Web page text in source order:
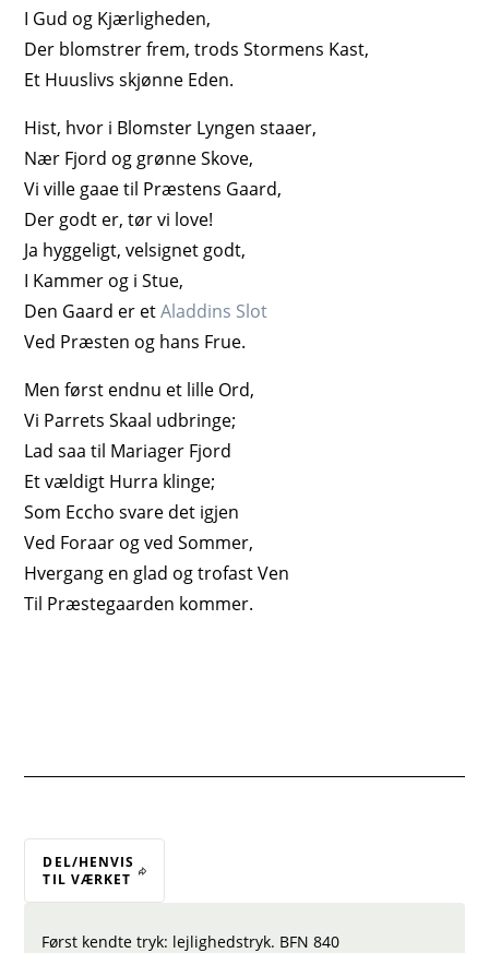
I Gud og Kjærligheden,
Der blomstrer frem, trods Stormens Kast,
Et Huuslivs skjønne Eden.
Hist, hvor i Blomster Lyngen staaer,
Nær Fjord og grønne Skove,
Vi ville gaae til Præstens Gaard,
Der godt er, tør vi love!
Ja hyggeligt, velsignet godt,
I Kammer og i Stue,
Den Gaard er etAladdins Slot
Ved Præsten og hans Frue.
Men først endnu et lille Ord,
Vi Parrets Skaal udbringe;
Lad saa til Mariager Fjord
Et vældigt Hurra klinge;
Som Eccho svare det igjen
Ved Foraar og ved Sommer,
Hvergang en glad og trofast Ven
Til Præstegaarden kommer.
DEL/HENVIS
TIL VÆRKET
Først kendte tryk: lejlighedstryk. BFN 840